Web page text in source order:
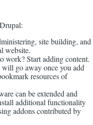
site building, and
website.
work? Start adding content.
go away once you add
resources of
can be extended and
additional functionality
addons contributed by